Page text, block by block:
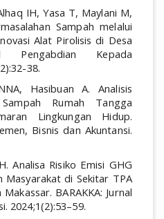
IH, Yasa T, Maylani M,
Sampah melalui
Alat Pirolisis di Desa
Pengabdian Kepada
38.
Hasibuan A. Analisis
Rumah Tangga
Lingkungan Hidup.
Bisnis dan Akuntansi.
Analisa Risiko Emisi GHG
Masyarakat di Sekitar TPA
BARAKKA: Jurnal
2024;1(2):53–59.